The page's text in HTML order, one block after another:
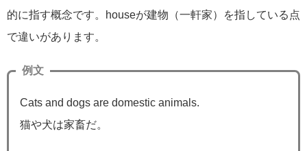
的に指す概念です。houseが建物（一軒家）を指している点
で違いがあります。
例文
Cats and dogs are domestic animals.
猫や犬は家畜だ。